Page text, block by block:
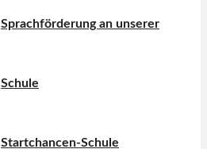
Sprachförderung an unserer
Schule
Startchancen-Schule